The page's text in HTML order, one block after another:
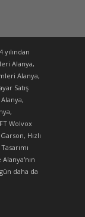
Alanya,
Alanya,
Satış
Wolvox
Hızlı
daha da